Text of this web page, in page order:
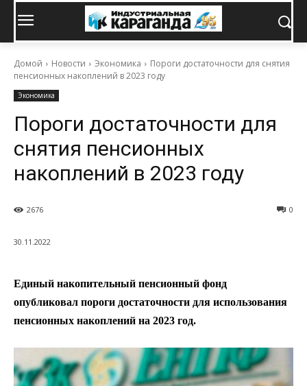
Домой Новости Экономика
Пороги достаточности для снятия
пенсионных накоплений в 2023 году
Экономика
Пороги достаточности для
снятия пенсионных
накоплений в 2023 году
0
2676
30.11.2022
Единый накопительный пенсионный фонд
опубликовал пороги достаточности для использования
пенсионных накоплений на 2023 год.